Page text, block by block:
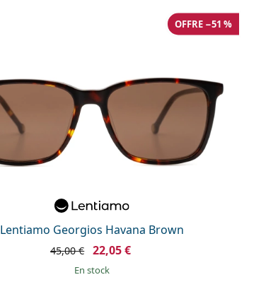
Lentiamo Georgios Havana Brown
OFFRE −51 %
45,00 € 22,05 €
en stock